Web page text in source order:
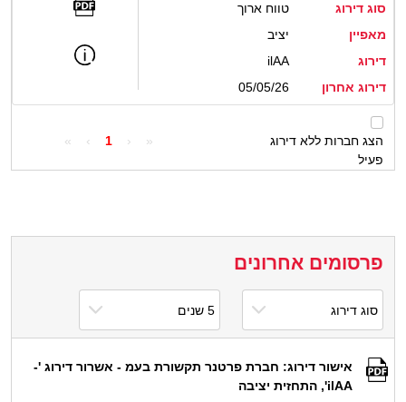
סוג דירוג
טווח ארוך
מאפיין
יציב
דירוג
ilAA
דירוג אחרון
05/05/26
הצג חברות ללא דירוג
פעיל
«
‹
1
›
»
פרסומים אחרונים
אישור דירוג: חברת פרטנר תקשורת בעמ - אשרור דירוג '-
ilAA', התחזית יציבה